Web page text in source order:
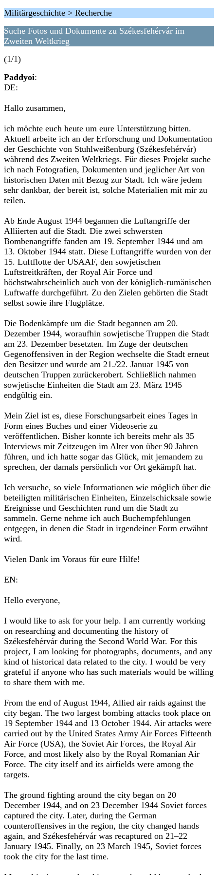
Militärgeschichte > Recherche
Suche Fotos und Dokumente zu Székesfehérvár im
Zweiten Weltkrieg
(1/1)
Paddyoi:
DE:
Hallo zusammen,
ich möchte euch heute um eure Unterstützung bitten.
Aktuell arbeite ich an der Erforschung und Dokumentation
der Geschichte von Stuhlweißenburg (Székesfehérvár)
während des Zweiten Weltkriegs. Für dieses Projekt suche
ich nach Fotografien, Dokumenten und jeglicher Art von
historischen Daten mit Bezug zur Stadt. Ich wäre jedem
sehr dankbar, der bereit ist, solche Materialien mit mir zu
teilen.
Ab Ende August 1944 begannen die Luftangriffe der
Alliierten auf die Stadt. Die zwei schwersten
Bombenangriffe fanden am 19. September 1944 und am
13. Oktober 1944 statt. Diese Luftangriffe wurden von der
15. Luftflotte der USAAF, den sowjetischen
Luftstreitkräften, der Royal Air Force und
höchstwahrscheinlich auch von der königlich-rumänischen
Luftwaffe durchgeführt. Zu den Zielen gehörten die Stadt
selbst sowie ihre Flugplätze.
Die Bodenkämpfe um die Stadt begannen am 20.
Dezember 1944, woraufhin sowjetische Truppen die Stadt
am 23. Dezember besetzten. Im Zuge der deutschen
Gegenoffensiven in der Region wechselte die Stadt erneut
den Besitzer und wurde am 21./22. Januar 1945 von
deutschen Truppen zurückerobert. Schließlich nahmen
sowjetische Einheiten die Stadt am 23. März 1945
endgültig ein.
Mein Ziel ist es, diese Forschungsarbeit eines Tages in
Form eines Buches und einer Videoserie zu
veröffentlichen. Bisher konnte ich bereits mehr als 35
Interviews mit Zeitzeugen im Alter von über 90 Jahren
führen, und ich hatte sogar das Glück, mit jemandem zu
sprechen, der damals persönlich vor Ort gekämpft hat.
Ich versuche, so viele Informationen wie möglich über die
beteiligten militärischen Einheiten, Einzelschicksale sowie
Ereignisse und Geschichten rund um die Stadt zu
sammeln. Gerne nehme ich auch Buchempfehlungen
entgegen, in denen die Stadt in irgendeiner Form erwähnt
wird.
Vielen Dank im Voraus für eure Hilfe!
EN:
Hello everyone,
I would like to ask for your help. I am currently working
on researching and documenting the history of
Székesfehérvár during the Second World War. For this
project, I am looking for photographs, documents, and any
kind of historical data related to the city. I would be very
grateful if anyone who has such materials would be willing
to share them with me.
From the end of August 1944, Allied air raids against the
city began. The two largest bombing attacks took place on
19 September 1944 and 13 October 1944. Air attacks were
carried out by the United States Army Air Forces Fifteenth
Air Force (USA), the Soviet Air Forces, the Royal Air
Force, and most likely also by the Royal Romanian Air
Force. The city itself and its airfields were among the
targets.
The ground fighting around the city began on 20
December 1944, and on 23 December 1944 Soviet forces
captured the city. Later, during the German
counteroffensives in the region, the city changed hands
again, and Székesfehérvár was recaptured on 21–22
January 1945. Finally, on 23 March 1945, Soviet forces
took the city for the last time.